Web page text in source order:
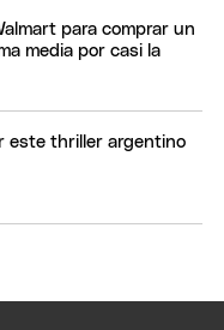
para comprar un
media por casi la
este thriller argentino